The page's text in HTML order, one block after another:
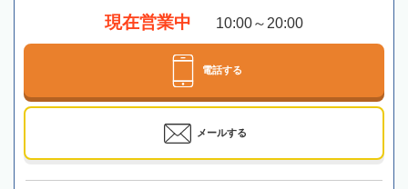
現在営業中 10:00～20:00
電話する
メールする